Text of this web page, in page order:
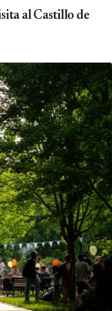
al Castillo de